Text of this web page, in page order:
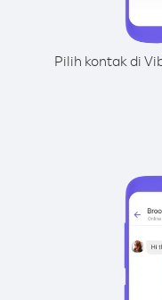
Pilih kontak di